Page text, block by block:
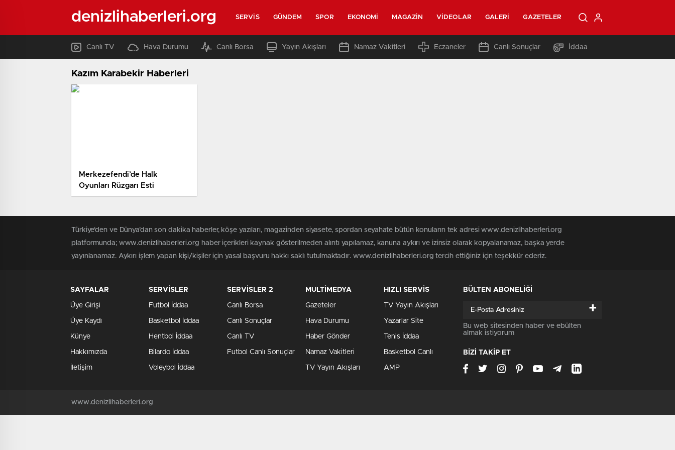
denizlihaberleri.org SERVIS GÜNDEM SPOR EKONOMI MAGAZIN VIDEOLAR GALERI GAZETELER
Canlı TV Hava Durumu Canlı Borsa Yayın Akışları Namaz Vakitleri Eczaneler Canlı Sonuçlar İddaa
Kazım Karabekir Haberleri
Merkezefendi’de Halk
Oyunları Rüzgarı Esti
Türkiye'den ve Dünya’dan son dakika haberler, köşe yazıları, magazinden siyasete, spordan seyahate bütün konuların tek adresi www.denizlihaberleri.org
platformunda; www.denizlihaberleri.org haber içerikleri kaynak gösterilmeden alıntı yapılamaz, kanuna aykırı ve izinsiz olarak kopyalanamaz, başka yerde
yayınlanamaz. Aykırı işlem yapan kişi/kişiler için yasal başvuru hakkı saklı tutulmaktadır. www.denizlihaberleri.org tercih ettiğiniz için teşekkür ederiz.
SAYFALAR
Üye Girişi
Üye Kaydı
Künye
Hakkımızda
İletişim
SERVİSLER
Futbol İddaa
Basketbol İddaa
Hentbol İddaa
Bilardo İddaa
Voleybol İddaa
SERVİSLER 2
Canlı Borsa
Canlı Sonuçlar
Canlı TV
Futbol Canlı Sonuçlar
MULTİMEDYA
Gazeteler
Hava Durumu
Haber Gönder
Namaz Vakitleri
TV Yayın Akışları
HIZLI SERVİS
TV Yayın Akışları
Yazarlar Site
Tenis İddaa
Basketbol Canlı
AMP
BÜLTEN ABONELİĞİ
+
Bu web sitesinden haber ve ebülten
almak istiyorum
BİZİ TAKİP ET
www.denizlihaberleri.org